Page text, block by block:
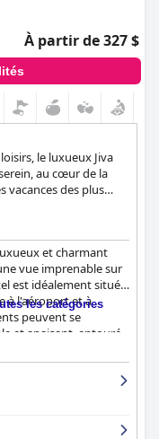
À partir de 327 $
le luxueux Jiva
au cœur de la
vacances des plus
golfeur sur le
de rajeunissement au
et charmant
vue imprenable sur
est idéalement situé à
à l'aéroport et à
peuvent se
et apaisant, entouré
sur le Jura
et modernes,
qualité, et le
des piscines
hammam et des
L'hôtel propose
les catégories